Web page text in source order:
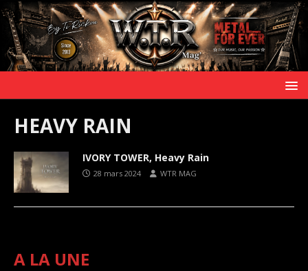
HEAVY RAIN
IVORY TOWER, Heavy Rain
28 mars 2024 WTR MAG
A LA UNE